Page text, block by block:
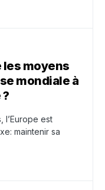
les moyens
mondiale à
l’Europe est
maintenir sa